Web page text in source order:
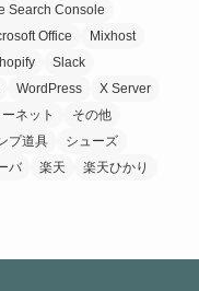
Search Console
Office
Mixhost
Slack
WordPress
X Server
ネット
その他
プ道具
シューズ
バ 楽天
楽天ひかり